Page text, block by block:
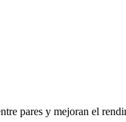
pares y mejoran el